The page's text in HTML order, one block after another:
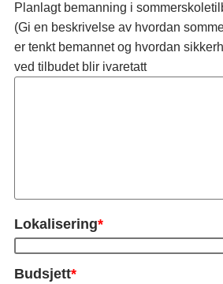
Planlagt bemanning i
(Gi en beskrivelse av hvordan
er tenkt bemannet og hvordan
ved tilbudet blir ivaretatt
Lokalisering*
Budsjett*